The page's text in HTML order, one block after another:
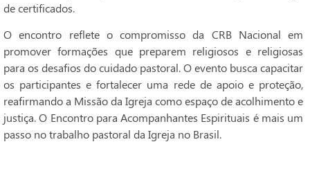
de certificados.
O encontro reflete o compromisso da CRB Nacional em
promover formações que preparem religiosos e religiosas
para os desafios do cuidado pastoral. O evento busca capacitar
os participantes e fortalecer uma rede de apoio e proteção,
reafirmando a Missão da Igreja como espaço de acolhimento e
justiça. O Encontro para Acompanhantes Espirituais é mais um
passo no trabalho pastoral da Igreja no Brasil.